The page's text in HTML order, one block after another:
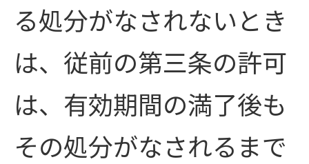
る処分がなされないとき
は、従前の第三条の許可
は、有効期間の満了後も
その処分がなされるまで